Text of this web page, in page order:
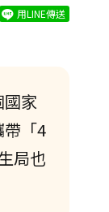
用LINE傳送
家
「4
局也